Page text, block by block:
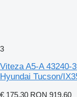
3
Viteza A5-A 43240-
Hyundai Tucson/
€ 175,30 RON 919,60